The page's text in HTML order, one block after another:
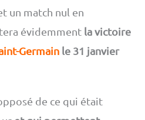
un match nul en
évidemment la victoire
Germain le 31 janvier
de ce qui était